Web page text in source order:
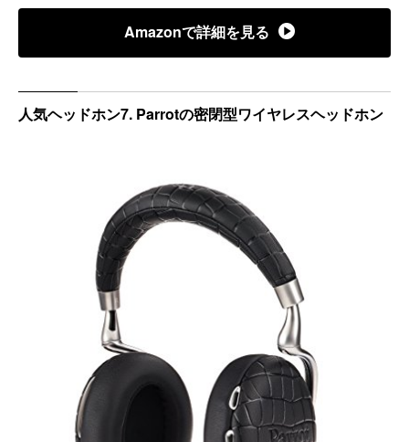
Amazonで詳細を見る
人気ヘッドホン7. Parrotの密閉型ワイヤレスヘッドホン